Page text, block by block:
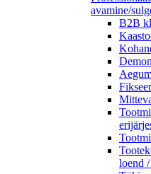
avamine/
B2B
loend